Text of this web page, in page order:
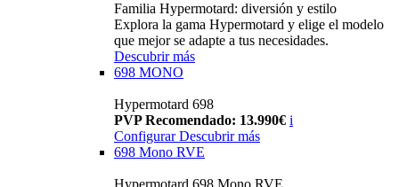
Familia Hypermotard: diversión y estilo
Explora la gama Hypermotard y elige el modelo
que mejor se adapte a tus necesidades.
Descubrir más
698 MONO
Hypermotard 698
PVP Recomendado: 13.990€ i
ConfigurarDescubrir más
698 Mono RVE
Hypermotard 698 Mono RVE